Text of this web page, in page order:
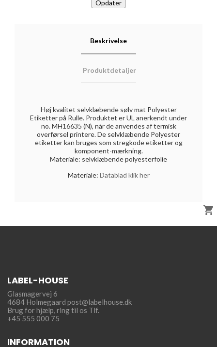
Beskrivelse
Produktdetaljer
Høj kvalitet selvklæbende sølv mat Polyester
Etiketter på Rulle. Produktet er UL anerkendt under
no. MH16635 (N), når de anvendes af termisk
overførsel printere. De selvklæbende Polyester
etiketter kan bruges som stregkode etiketter og
komponent-mærkning.
Materiale: selvklæbende polyesterfolie
Materiale: Datablad klik her
LABEL-HOUSE
Glasmagervej 6
4684 Holmegaard post@labelhouse.dk
Brug for hjælp,ring til os Tlf.
+45 555 000 75
INFORMATION
